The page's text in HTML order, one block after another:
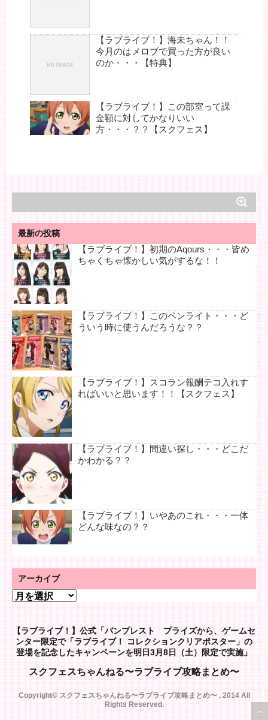
【ラブライブ！】海未ちゃん！！
今月のはメロブで買った方が良い
のか・・・【特典】
【ラブライブ！】この部室って課
金額に対してかなりいい
方・・・？？【スクフェス】
最新の投稿
【ラブライブ！】初期のAqours・・・皆め
ちゃくちゃ懐かしい気がするな！！
【ラブライブ！】このペンライト・・・ど
ういう時に使うんだろうな？？
【ラブライブ！】スコラン報酬テコ入れす
ればいいと思います！！【スクフェス】
【ラブライブ！】間違い探し・・・どこだ
かわかる？？
【ラブライブ！】いやあのこれ・・・一体
どんな味なの？？
アーカイブ
ア
イ
ブ
【ラブライブ！】公式「バンプレスト プライズから、ゲームセ
ンター限定で「ラブライブ！ コレクションクリアポスター」の
登場を記念したキャンペーンを明日3月8日（土）限定で実施」
スクフェスちゃんねる〜ラブライブ攻略まとめ〜
Copyright© スクフェスちゃんねる〜ラブライブ攻略まとめ〜 , 2014 All
Rights Reserved.